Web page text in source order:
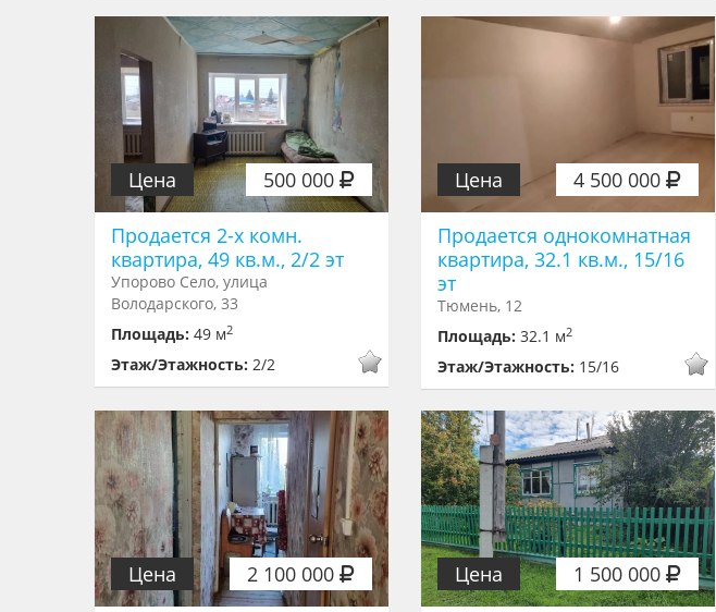
500 000
Цена
Продается 2-х комн.
квартира, 49 кв.м., 2/2 эт
Упорово Село, улица
Володарского, 33
Площадь: 49 м2
Этаж/Этажность: 2/2
4 500 000
Цена
Продается однокомнатная
квартира, 32.1 кв.м., 15/16
эт
Тюмень, 12
Площадь: 32.1 м2
Этаж/Этажность: 15/16
2 100 000
Цена 1 500 000
Цена